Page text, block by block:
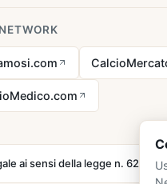
ai sensi della legge n. 62 del